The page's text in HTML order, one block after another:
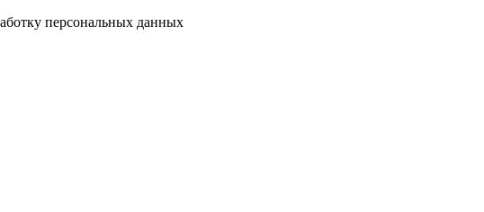
персональных данных